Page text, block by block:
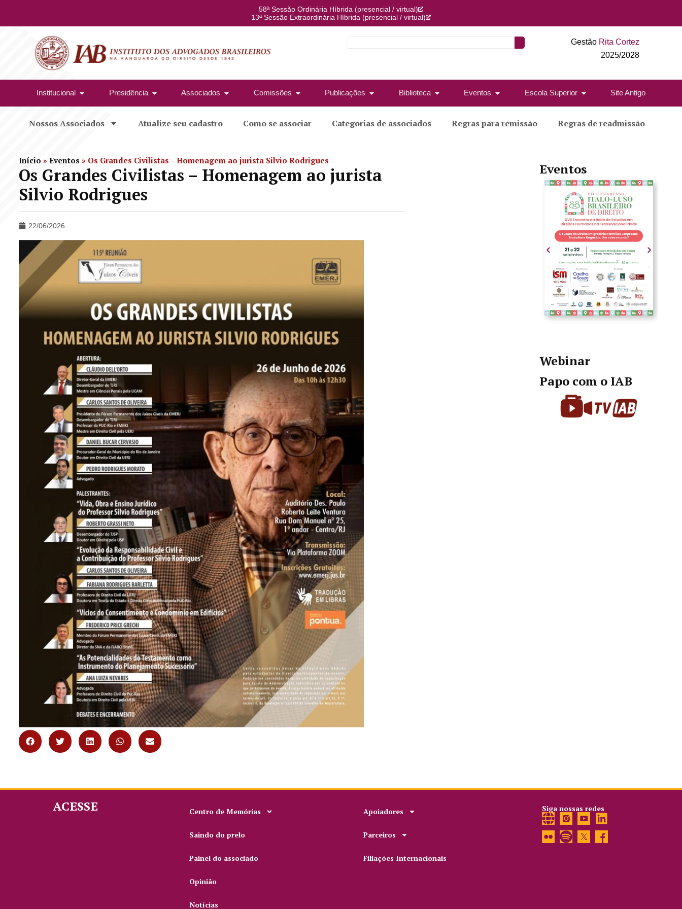
58ª Sessão Ordinária Híbrida (presencial / virtual)
13ª Sessão Extraordinária Híbrida (presencial / virtual)
Gestão Rita Cortez
2025/2028
Institucional Presidência Associados Comissões Publicações Biblioteca Eventos Escola Superior Site Antigo
Nossos Associados Atualize seu cadastro Como se associar Categorias de associados Regras para remissão Regras de readmissão
Início » Eventos » Os Grandes Civilistas – Homenagem ao jurista Silvio Rodrigues
Os Grandes Civilistas – Homenagem ao jurista
Silvio Rodrigues
22/06/2026
Eventos
Webinar
Papo com o IAB
ACESSE Centro de Memórias
Saindo do prelo
Painel do associado
Opinião
Notícias
Apoiadores
Parceiros
Filiações Internacionais
Siga nossas redes